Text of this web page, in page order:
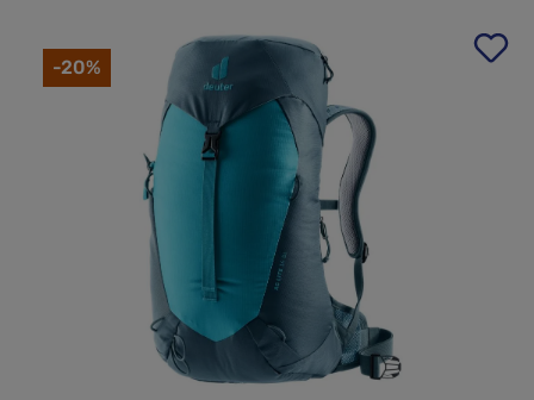
Produktgalerie überspringen
-20%